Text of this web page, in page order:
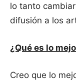
lo tanto
difusión a los
¿Qué es lo
Creo que lo